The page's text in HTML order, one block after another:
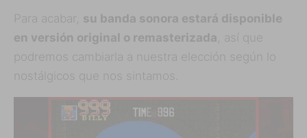
Para acabar, su banda sonora estará disponible
en versión original o remasterizada , así que
podremos cambiarla a nuestra elección según lo
nostálgicos que nos sintamos.